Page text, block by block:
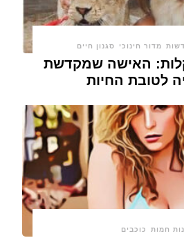
מדור חינוכי סגנון חיים
האישה שמקדשת
לטובת החיות
חמות כוכבים